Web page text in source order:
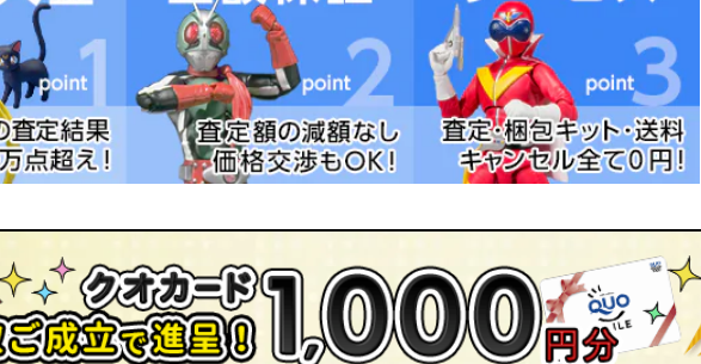
定 リルハートブライス/ネオブライス CWC限定 ミトン バイブライス/ネオブライ
ーヴ/ネオブライス サムディマルシェ/ネオブライス マドモアゼルローズバド/ネオ
アートアタック/ネオブライス トイザらス限定 バーディーブルー/ネオブライス
イモノコムサ/ネオブライス フレンチトレンチ/ネオブライス ラウンジングラブリ
ベスト/ネオブライス シルバースノー/ネオブライス ベルベットメヌエット
トマジックナイト/ネオブライス ホワイトマジックアフタヌーン/ネオブライス